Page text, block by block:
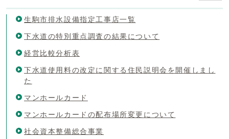
生駒市排水設備指定工事店一覧
下水道の特別重点調査の結果について
経営比較分析表
下水道使用料の改定に関する住民説明会を開催しまし
た
マンホールカード
マンホールカードの配布場所変更について
社会資本整備総合事業